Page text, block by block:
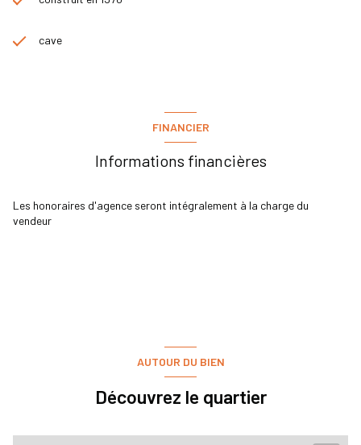
cave
FINANCIER
Informations financières
Les honoraires d'agence seront intégralement à la charge du
vendeur
AUTOUR DU BIEN
Découvrez le quartier